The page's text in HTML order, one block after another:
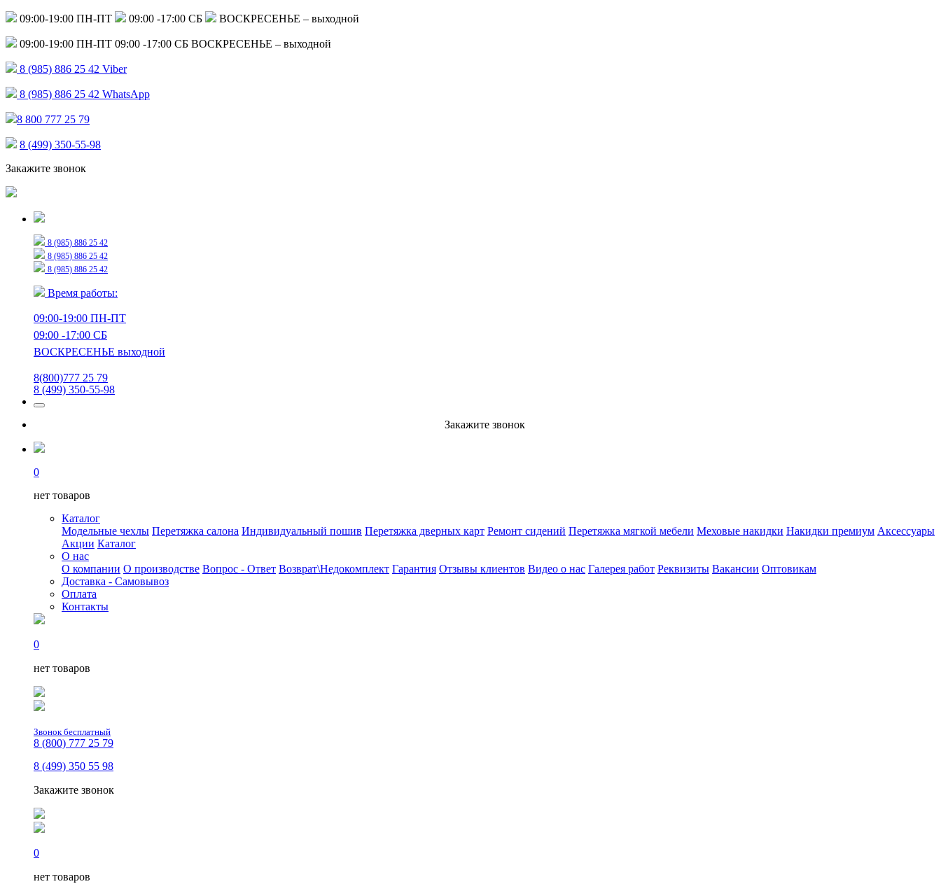
09:00-19:00 ПН-ПТ 09:00 -17:00 СБ ВОСКРЕСЕНЬЕ – выходной
09:00-19:00 ПН-ПТ 09:00 -17:00 СБ ВОСКРЕСЕНЬЕ – выходной
8 (985) 886 25 42 Viber
8 (985) 886 25 42 WhatsApp
8 800 777 25 79
8 (499) 350-55-98
Закажите звонок
8 (985) 886 25 42
8 (985) 886 25 42
8 (985) 886 25 42
Время работы:
09:00-19:00 ПН-ПТ
09:00 -17:00 СБ
ВОСКРЕСЕНЬЕ выходной
8(800)777 25 79
8 (499) 350-55-98
Закажите звонок
0
нет товаров
Каталог
Модельные чехлы Перетяжка салона Индивидуальный пошив Перетяжка дверных карт Ремонт сидений Перетяжка мягкой мебели Меховые накидки Накидки премиум Аксессуары
Акции Каталог
О нас
О компании О производстве Вопрос - Ответ Возврат\Недокомплект Гарантия Отзывы клиентов Видео о нас Галерея работ Реквизиты Вакансии Оптовикам
Доставка - Самовывоз
Оплата
Контакты
0
нет товаров
Звонок бесплатный
8 (800) 777 25 79
8 (499) 350 55 98
Закажите звонок
0
нет товаров